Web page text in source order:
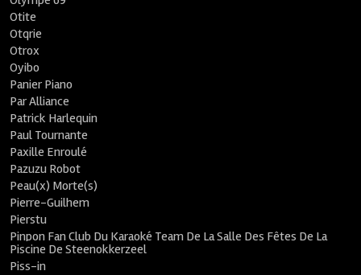
Otite
Otqrie
Otrox
Oyibo
Panier Piano
Par Alliance
Patrick Harlequin
Paul Tournante
Paxille Enroulé
Pazuzu Robot
Peau(x) Morte(s)
Pierre-Guilhem
Pierstu
Pinpon Fan Club Du Karaoké Team De La Salle Des Fêtes De La
Piscine De Steenokkerzeel
Piss-in